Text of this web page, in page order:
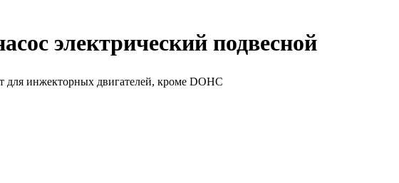
электрический подвесной
для инжекторных двигателей, кроме DOHC